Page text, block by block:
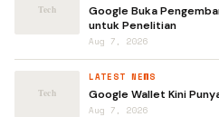
Google Buka
untuk Penelitian
Aug 7, 2026
LATEST NEWS
Google Wallet Kini
Aug 7, 2026